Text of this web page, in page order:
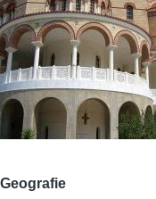
Geografie